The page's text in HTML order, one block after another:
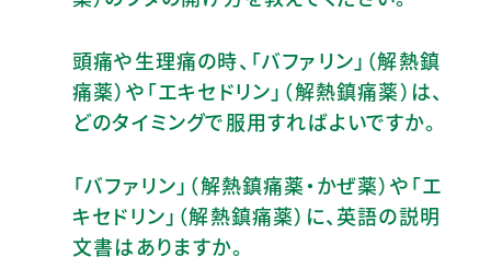
頭痛や生理痛の時、「バファリン」（解熱鎮
痛薬）や「エキセドリン」（解熱鎮痛薬）は、
どのタイミングで服用すればよいですか。
「バファリン」（解熱鎮痛薬・かぜ薬）や「エ
キセドリン」（解熱鎮痛薬）に、英語の説明
文書はありますか。